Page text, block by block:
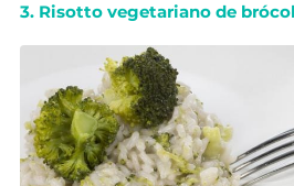
3. Risotto vegetariano de